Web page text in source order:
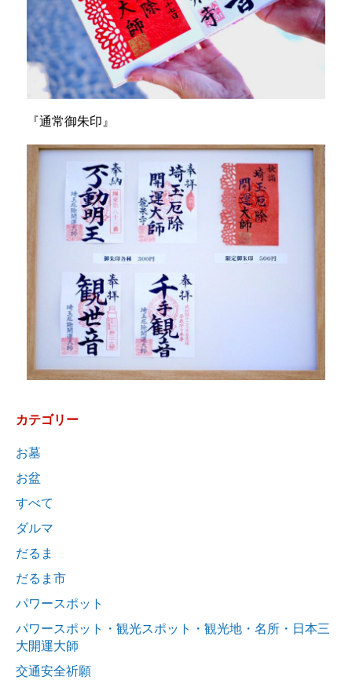
『通常御朱印』
カテゴリー
お墓
お盆
すべて
ダルマ
だるま
だるま市
パワースポット
パワースポット・観光スポット・観光地・名所・日本三
大開運大師
交通安全祈願